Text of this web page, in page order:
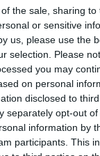
the sale, sharing
or sensitive
us, please use the
selection. Please
you may
on personal
disclosed to
separately opt-out
information by
participants. This
civile per il ponte
Alberta
dalle cave alle spiagge
per la zona